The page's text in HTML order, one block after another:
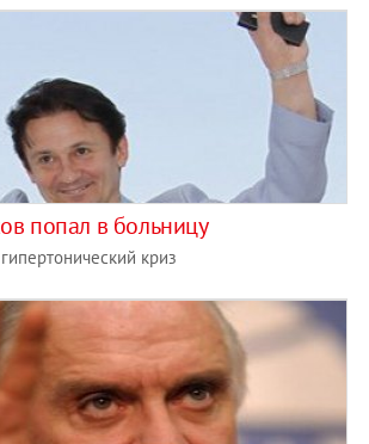
попал в больницу
криз